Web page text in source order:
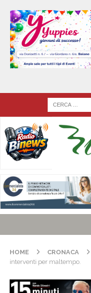
HOME CRONACA
interventi per maltempo.